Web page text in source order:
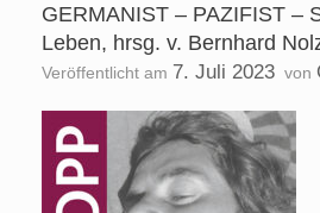
GERMANIST – PAZIFIST –
Leben, hrsg. v. Bernhard
Veröffentlicht am 7. Juli 2023 von